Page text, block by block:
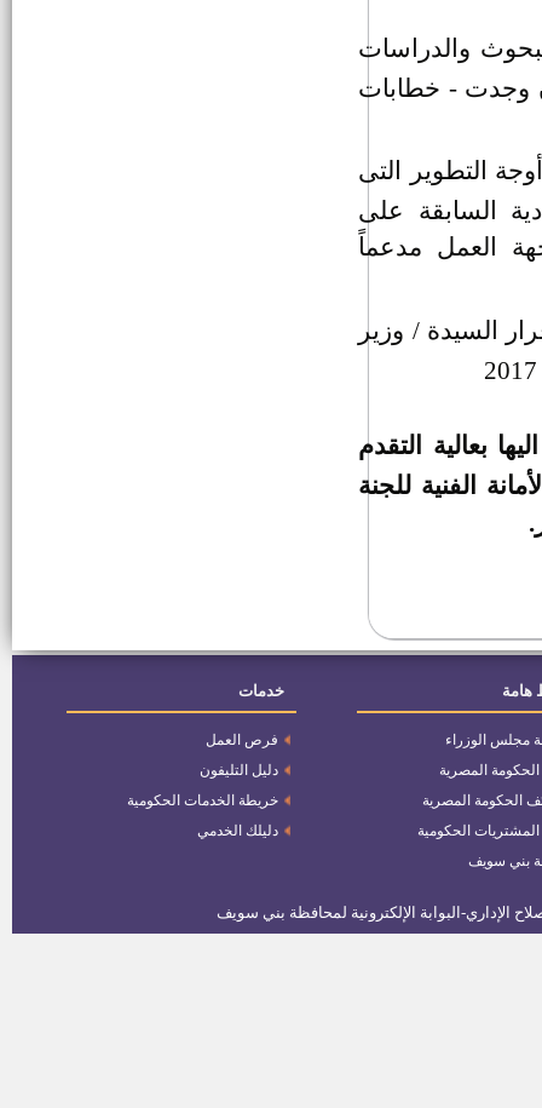
والدراسات
وجدت - خطابات
التطوير التى
السابقة على
العمل مدعماً
السيدة / وزير
بعالية التقدم
الفنية للجنة
وظيفة مدير ادارة شئون الاتصال
بالديوان العام
وظائف بمصنع العريش للأسمنت
كشوف اسماء المقبولين بوظائف
وظيفة معاون نيابة من خريجى
هامة
مجلس الوزراء
الحكومة المصرية
الحكومة المصرية
المشتريات الحكومية
بني سويف
خدمات
فرص العمل
دليل التليفون
خريطة الخدمات الحكومية
دليلك الخدمي